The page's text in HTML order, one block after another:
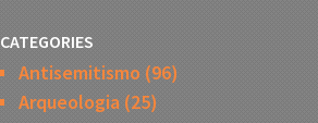
CATEGORIES
Antisemitismo (96)
Arqueologia (25)